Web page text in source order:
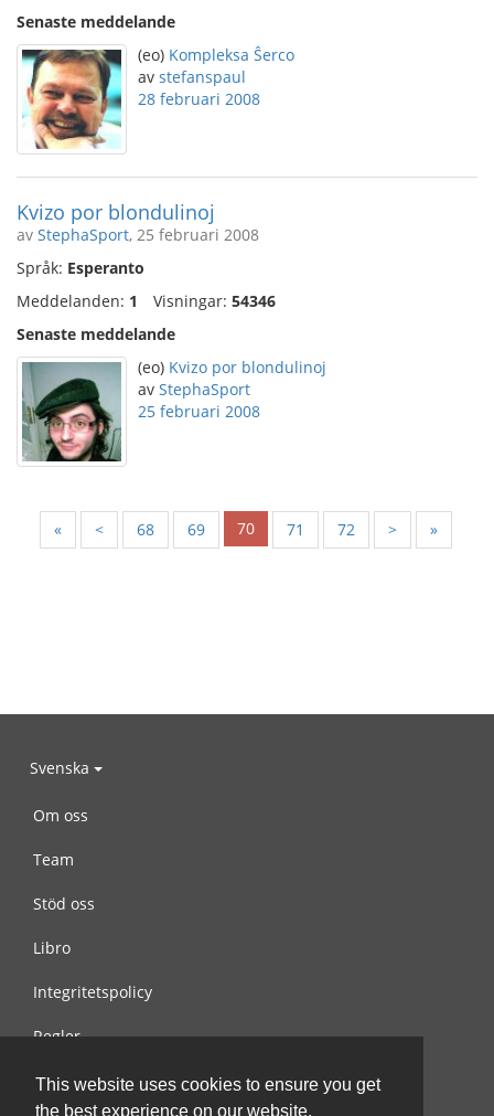
This website uses cookies to ensure you get
the best experience on our website.
Senaste meddelande
(eo) Kompleksa Ŝerco
av stefanspaul
28 februari 2008
Kvizo por blondulinoj
av StephaSport, 25 februari 2008
Språk: Esperanto
Meddelanden: 1 Visningar: 54346
Senaste meddelande
(eo) Kvizo por blondulinoj
av StephaSport
25 februari 2008
« < 68 69 70 71 72 > »
Svenska
Om oss
Team
Stöd oss
Libro
Integritetspolicy
Regler
Kontakta oss